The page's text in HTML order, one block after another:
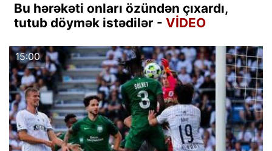
Bu hərəkəti onları özündən çıxardı,
tutub döymək istədilər - VİDEO
15:00